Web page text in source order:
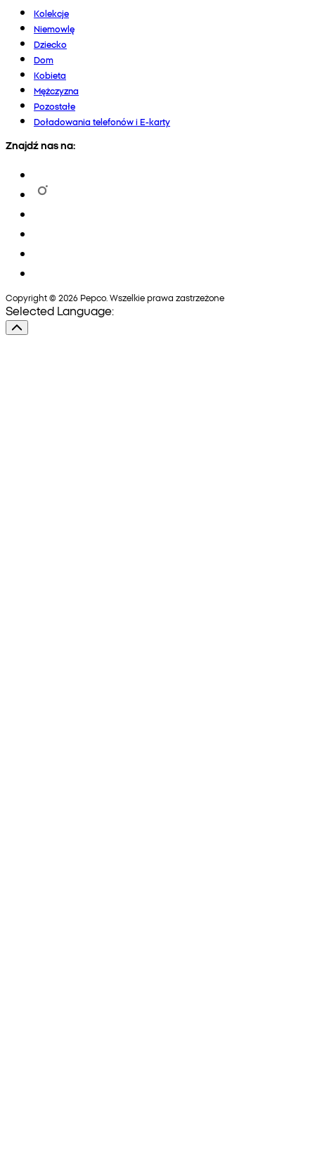
Kolekcje
Niemowlę
Dziecko
Dom
Kobieta
Mężczyzna
Pozostałe
Doładowania telefonów i E-karty
Znajdź nas na:
Copyright © 2026 Pepco. Wszelkie prawa zastrzeżone
Selected Language: